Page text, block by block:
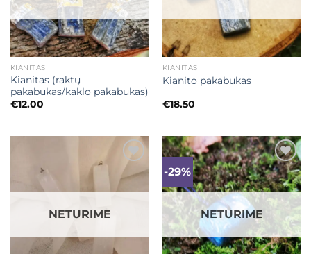
KIANITAS
Kianitas (raktų
pakabukas/kaklo pakabukas)
€12.00
KIANITAS
Kianito pakabukas
€18.50
Mėgstamiausias
NETURIME
-29% Mėgstamiausias
NETURIME